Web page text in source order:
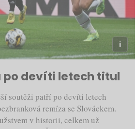
po devíti letech titul
soutěži patří po devíti letech
remíza se Slováckem.
v historii, celkem už